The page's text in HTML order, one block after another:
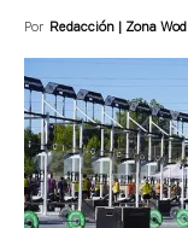
Por Redacción | Zona Wod